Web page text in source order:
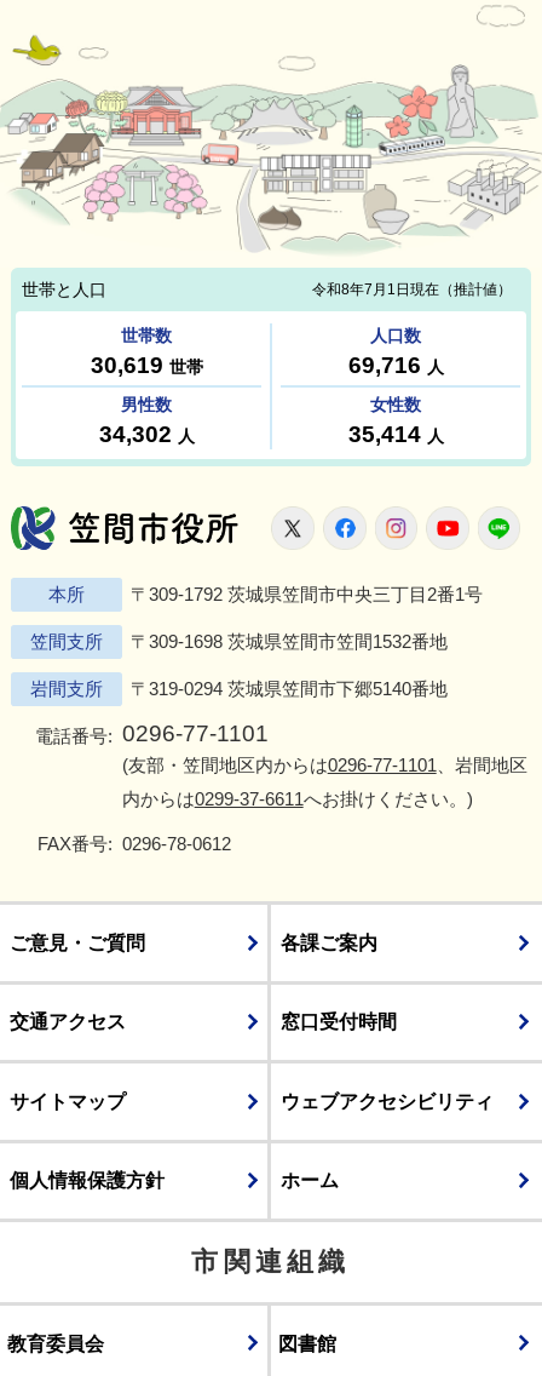
笠間市役所
X FacebookInstagram
本所 〒309-1792 茨城県笠間市中央三丁目2番1号
笠間支所 〒309-1698 茨城県笠間市笠間1532番地
岩間支所 〒319-0294 茨城県笠間市下郷5140番地
電話番号: 0296-77-1101
(友部・笠間地区内からは0296-77-1101 、岩間地区
内からは0299-37-6611へお掛けください。)
FAX番号: 0296-78-0612
ご意見・ご質問 各課ご案内
交通アクセス 窓口受付時間
サイトマップ ウェブアクセシビリティ
個人情報保護方針 ホーム
市関連組織
教育委員会 図書館